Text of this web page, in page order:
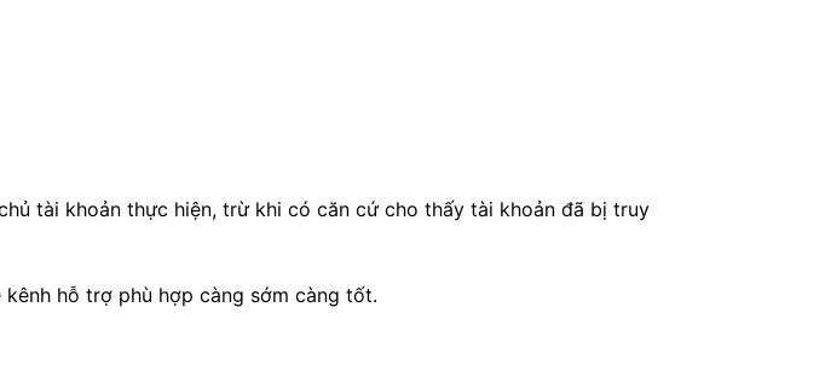
tài khoản thực hiện, trừ khi có căn cứ cho thấy tài khoản đã bị truy
hỗ trợ phù hợp càng sớm càng tốt.